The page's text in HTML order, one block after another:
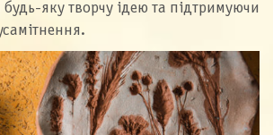
будь-яку творчу ідею та підтримуючи